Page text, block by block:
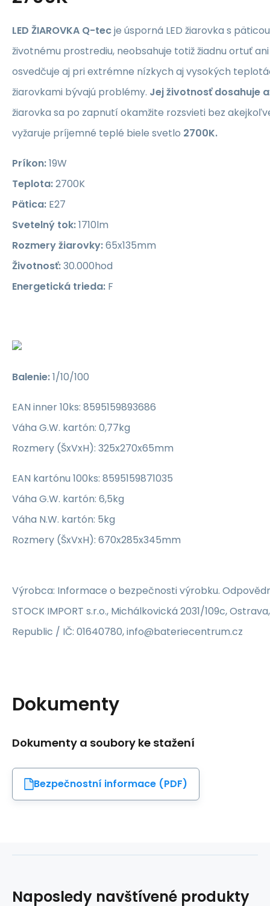
LED ŽIAROVKA Q-tecje úsporná LED žiarovka s
životnému prostrediu, neobsahuje totiž žiadnu ortuť
osvedčuje aj pri extrémne nízkych aj vysokých
žiarovkami bývajú problémy. Jej životnosť dosahuje
žiarovka sa po zapnutí okamžite rozsvieti bez
vyžaruje príjemné teplé biele svetlo 2700K.
Príkon:19W
Teplota:2700K
Pätica: E27
Svetelný tok:1710lm
Rozmery žiarovky:65x135mm
Životnosť:30.000hod
Energetická trieda: F
Balenie:1/10/100
EAN inner 10ks: 8595159893686
Váha G.W. kartón: 0,77kg
Rozmery (ŠxVxH): 325x270x65mm
EAN kartónu 100ks: 8595159871035
Váha G.W. kartón: 6,5kg
Váha N.W. kartón: 5kg
Rozmery (ŠxVxH): 670x285x345mm
Výrobca: Informace o bezpečnosti výrobku.
STOCK IMPORT s.r.o., Michálkovická 2031/109c,
Republic / IČ: 01640780, info@bateriecentrum.cz
Dokumenty
Dokumenty a soubory ke stažení
Bezpečnostní informace (PDF)
Naposledy navštívené produkty